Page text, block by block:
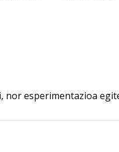
esperimentazioa